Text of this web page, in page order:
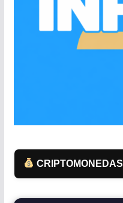
CRIPTOMONEDAS